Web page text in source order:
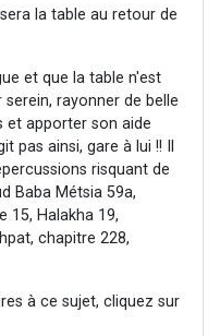
la table au retour de
et que la table n'est
rayonner de belle
et apporter son aide
pas ainsi, gare à lui !! Il
risquant de
Baba Métsia 59a,
15, Halakha 19,
chapitre 228,
à ce sujet, cliquez sur